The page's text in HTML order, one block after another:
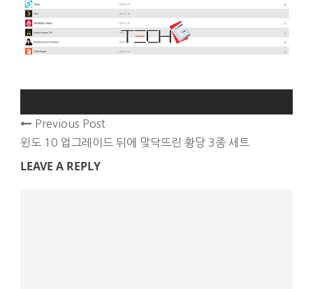
Previous Post
윈도 10 업그레이드 뒤에 맞닥뜨린 황당 3종 세트
LEAVE A REPLY